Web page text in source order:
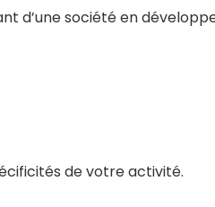
d’une société en
de votre activité.